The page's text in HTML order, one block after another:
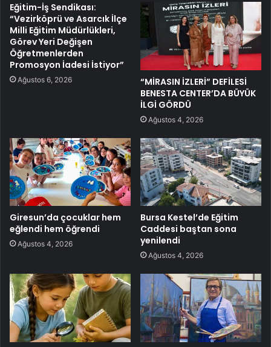
Eğitim-İş Sendikası:
“Vezirköprü ve Asarcık İlçe
Milli Eğitim Müdürlükleri,
Görev Yeri Değişen
Öğretmenlerden
Promosyon İadesi İstiyor”
Ağustos 6, 2026
“MİRASIN İZLERİ” DEFİLESİ
BENESTA CENTER’DA BÜYÜK
İLGİ GÖRDÜ
Ağustos 4, 2026
Giresun’da çocuklar hem
eğlendi hem öğrendi
Ağustos 4, 2026
Bursa Kestel’de Eğitim
Caddesi baştan sona
yenilendi
Ağustos 4, 2026